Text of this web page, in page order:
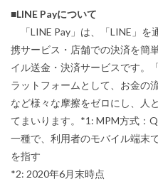
■LINE Payについて
「LINE Pay」は、「LINE」を
携サービス・店舗での決済を簡
イル送金・決済サービスです。
ラットフォームとして、お金の
など様々な摩擦をゼロにし、人
てまいります。*1: MPM方式：
一種で、利用者のモバイル端末
を指す
*2: 2020年6月末時点